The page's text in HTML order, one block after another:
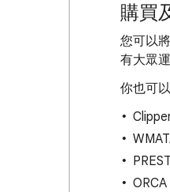
購買
您可以
有大眾
你也可